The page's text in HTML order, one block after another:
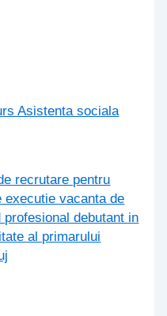
Asistenta sociala
recrutare pentru
executie vacanta de
debutant in
al primarului